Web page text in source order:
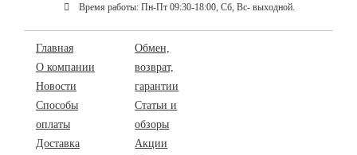
Время работы: Пн-Пт 09:30-18:00, Сб, Вс- выходной.
Главная
О компании
Новости
Способы
оплаты
Доставка
Обмен,
возврат,
гарантии
Статьи и
обзоры
Акции